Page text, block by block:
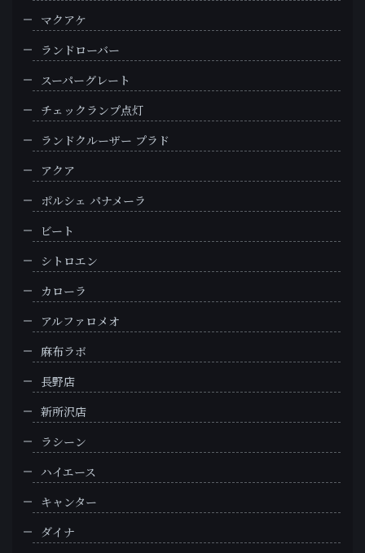
マクアケ
ランドローバー
スーパーグレート
チェックランプ点灯
ランドクルーザー プラド
アクア
ポルシェ パナメーラ
ビート
シトロエン
カローラ
アルファロメオ
麻布ラボ
長野店
新所沢店
ラシーン
ハイエース
キャンター
ダイナ